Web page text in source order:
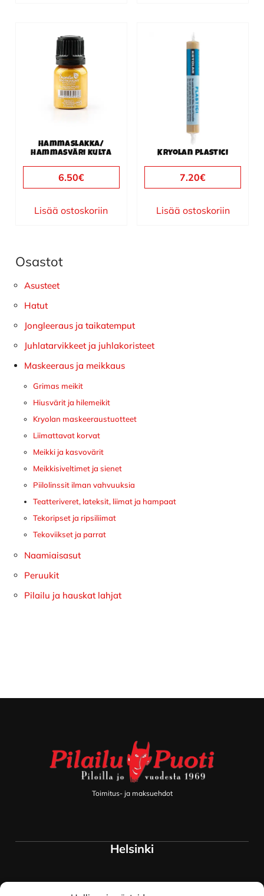
Hammaslakka/
hammasväri kulta
6.50€
Lisää ostoskoriin
Kryolan Plastici
7.20€
Lisää ostoskoriin
Ensisijainen
sivupalkki
Osastot
Asusteet
Hatut
Jongleeraus ja taikatemput
Juhlatarvikkeet ja juhlakoristeet
Maskeeraus ja meikkaus
Grimas meikit
Hiusvärit ja hilemeikit
Kryolan maskeeraustuotteet
Liimattavat korvat
Meikki ja kasvovärit
Meikkisiveltimet ja sienet
Piilolinssit ilman vahvuuksia
Teatteriveret, lateksit, liimat ja hampaat
Tekoripset ja ripsiliimat
Tekoviikset ja parrat
Naamiaisasut
Peruukit
Pilailu ja hauskat lahjat
Toimitus- ja maksuehdot
Helsinki